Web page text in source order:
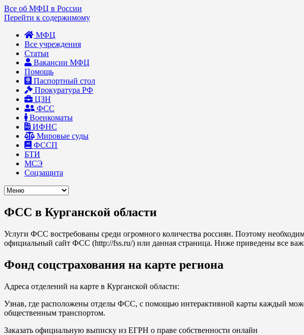
Все об МФЦ в России
Перейти к содержимому
МФЦ
Все учреждения
Статьи
Вакансии МФЦ
Помощь
Паспортный стол
Прокуратура РФ
ЦЗН
ФСС
Военкоматы
ИФНС
Мировые суды
ФССП
БТИ
МСЭ
Соцзащита
ФСС в Курганской области
Услуги ФСС востребованы среди огромного количества россиян. Поэтому
официальный сайт ФСС (http://fss.ru/) или данная страница. Ниже приведены все
Фонд соцстрахования на карте региона
Адреса отделений на карте в Курганской области:
Узнав, где расположены отделы ФСС, с помощью интерактивной карты каждый
общественным транспортом.
Заказать официальную выписку из ЕГРН о праве собственности онлайн